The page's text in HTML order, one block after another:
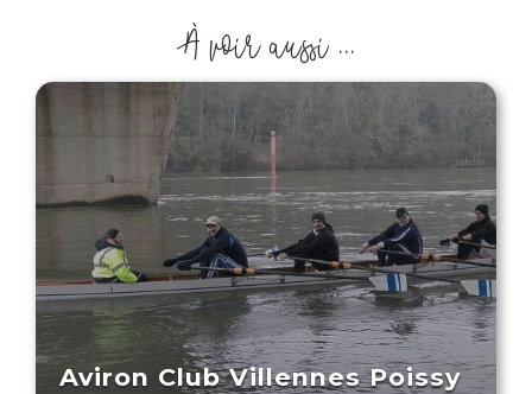
À voir aussi ...
Aviron Club Villennes Poissy